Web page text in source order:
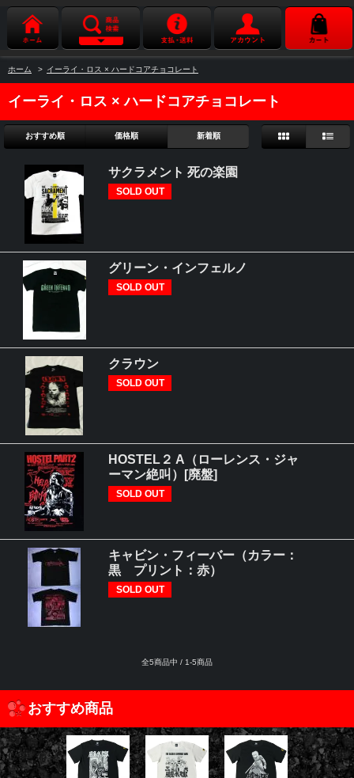
ホーム > イーライ・ロス × ハードコアチョコレート
イーライ・ロス × ハードコアチョコレート
おすすめ順 価格順 新着順
サクラメント 死の楽園
SOLD OUT
グリーン・インフェルノ
SOLD OUT
クラウン
SOLD OUT
HOSTEL２ A（ローレンス・ジャ
ーマン絶叫）[廃盤]
SOLD OUT
キャビン・フィーバー（カラー：
黒 プリント：赤）
SOLD OUT
全5商品中 / 1-5商品
おすすめ商品